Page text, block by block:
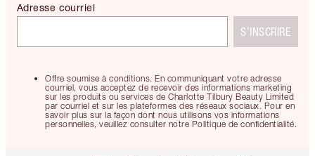
Offre soumise à conditions. En communiquant votre adresse
courriel, vous acceptez de recevoir des informations marketing
sur les produits ou services de Charlotte Tilbury Beauty Limited
par courriel et sur les plateformes des réseaux sociaux. Pour en
savoir plus sur la façon dont nous utilisons vos informations
personnelles, veuillez consulter notre Politique de confidentialité.
Adresse courriel
S’INSCRIRE